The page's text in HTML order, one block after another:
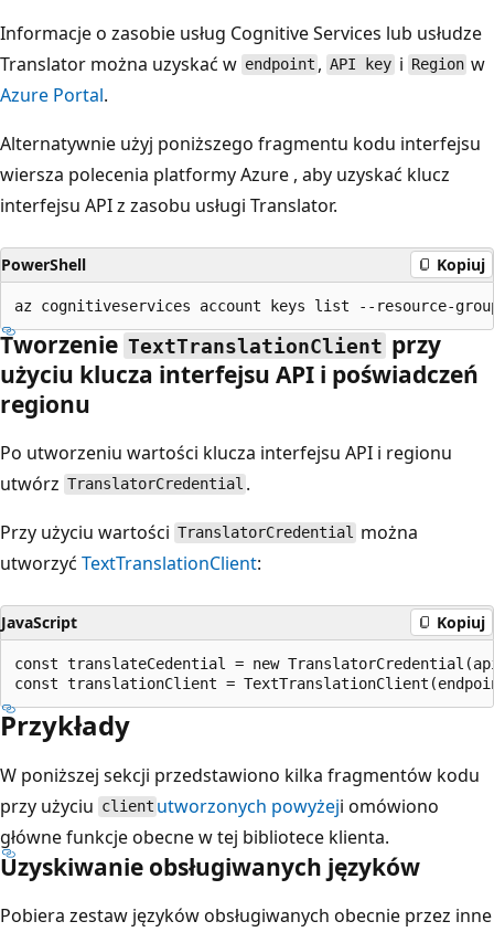
Informacje o zasobie usług Cognitive Services lub usłudze
Translator można uzyskać w endpoint , API key i Region w
Azure Portal.
Alternatywnie użyj poniższego fragmentu kodu interfejsu
wiersza polecenia platformy Azure , aby uzyskać klucz
interfejsu API z zasobu usługi Translator.
PowerShell Kopiuj
Tworzenie TextTranslationClient przy
użyciu klucza interfejsu API i poświadczeń
regionu
Po utworzeniu wartości klucza interfejsu API i regionu
utwórz TranslatorCredential .
Przy użyciu wartości TranslatorCredential można
utworzyć TextTranslationClient:
JavaScript Kopiuj
const translateCedential = new
Przykłady
W poniższej sekcji przedstawiono kilka fragmentów kodu
przy użyciu client utworzonych powyżeji omówiono
główne funkcje obecne w tej bibliotece klienta.
Uzyskiwanie obsługiwanych języków
Pobiera zestaw języków obsługiwanych obecnie przez inne